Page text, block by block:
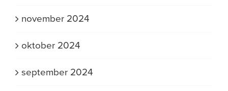
november 2024
oktober 2024
september 2024